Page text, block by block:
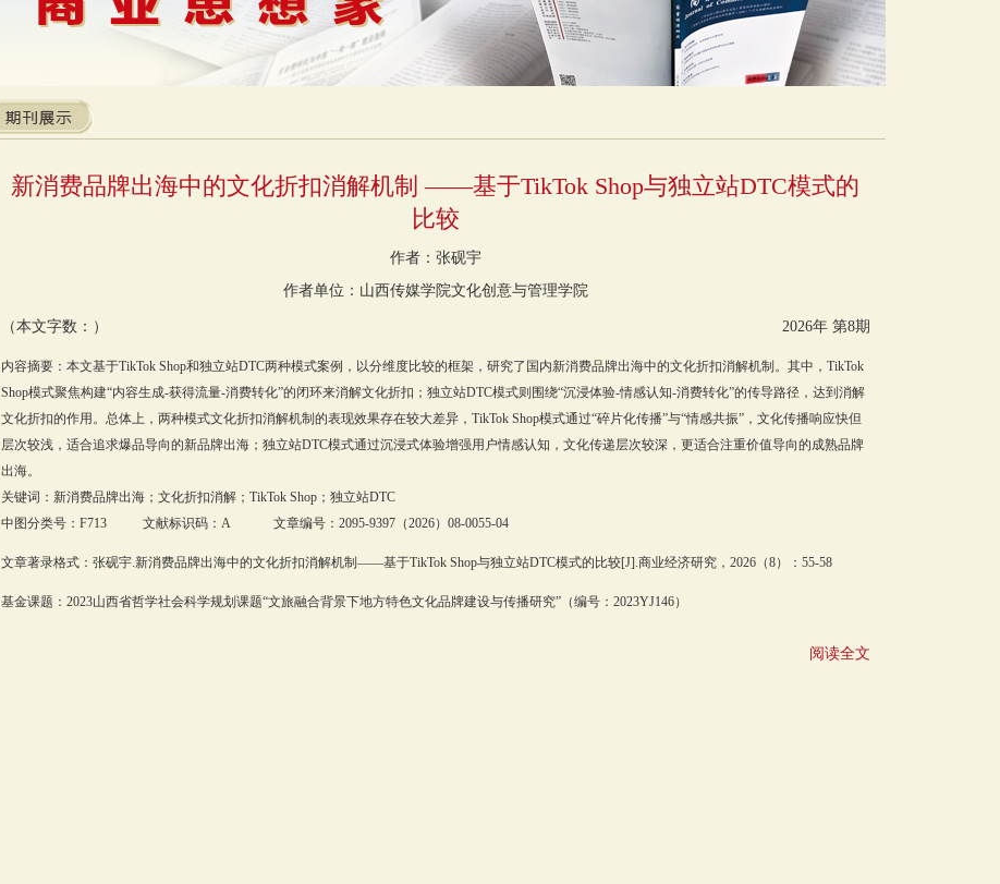
新消费品牌出海中的文化折扣消解机制 ——基于TikTok Shop与独立站DTC模式的
比较
作者：张砚宇
作者单位：山西传媒学院文化创意与管理学院
（本文字数：） 2026年 第8期
内容摘要：本文基于TikTok Shop和独立站DTC两种模式案例，以分维度比较的框架，研究了国内新消费品牌出海中的文化折扣消解机制。其中，TikTok
Shop模式聚焦构建“内容生成-获得流量-消费转化”的闭环来消解文化折扣；独立站DTC模式则围绕“沉浸体验-情感认知-消费转化”的传导路径，达到消解
文化折扣的作用。总体上，两种模式文化折扣消解机制的表现效果存在较大差异，TikTok Shop模式通过“碎片化传播”与“情感共振”，文化传播响应快但
层次较浅，适合追求爆品导向的新品牌出海；独立站DTC模式通过沉浸式体验增强用户情感认知，文化传递层次较深，更适合注重价值导向的成熟品牌
出海。
关键词：新消费品牌出海；文化折扣消解；TikTok Shop；独立站DTC
中图分类号：F713 文献标识码：A 文章编号：2095-9397（2026）08-0055-04
文章著录格式：张砚宇.新消费品牌出海中的文化折扣消解机制——基于TikTok Shop与独立站DTC模式的比较[J].商业经济研究，2026（8）：55-58
基金课题：2023山西省哲学社会科学规划课题“文旅融合背景下地方特色文化品牌建设与传播研究”（编号：2023YJ146）
阅读全文